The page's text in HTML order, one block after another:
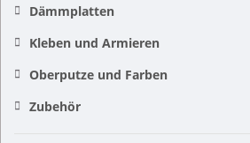
Dämmplatten
Kleben und Armieren
Oberputze und Farben
Zubehör